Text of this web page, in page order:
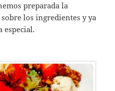
preparada la
los ingredientes y ya
especial.